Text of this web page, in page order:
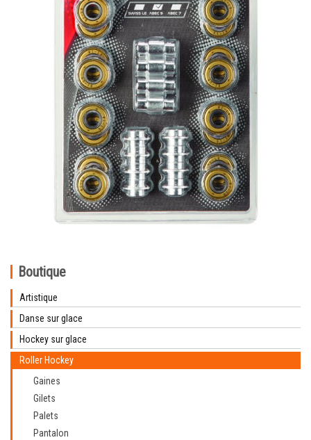
Boutique
Artistique
Danse sur glace
Hockey sur glace
Roller Hockey
Gaines
Gilets
Palets
Pantalon